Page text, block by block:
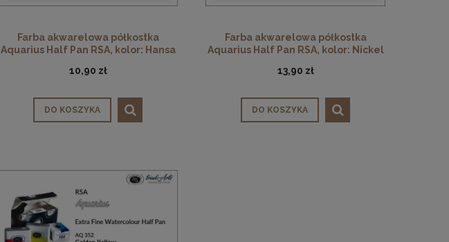
Farba akwarelowa półkostka
Aquarius Half Pan RSA, kolor: Hansa
10,90 zł
DO KOSZYKA
Farba akwarelowa półkostka
Aquarius Half Pan RSA, kolor: Nickel
13,90 zł
DO KOSZYKA